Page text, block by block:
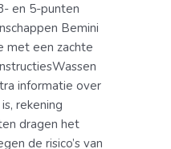
en 5-punten
Bemini
met een zachte
informatie over
rekening
dragen het
de risico’s van